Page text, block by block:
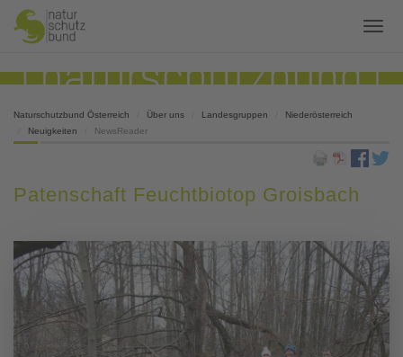
Naturschutzbund Österreich Über uns Landesgruppen
Niederösterreich
Neuigkeiten
NewsReader
Patenschaft Feuchtbiotop Groisbach